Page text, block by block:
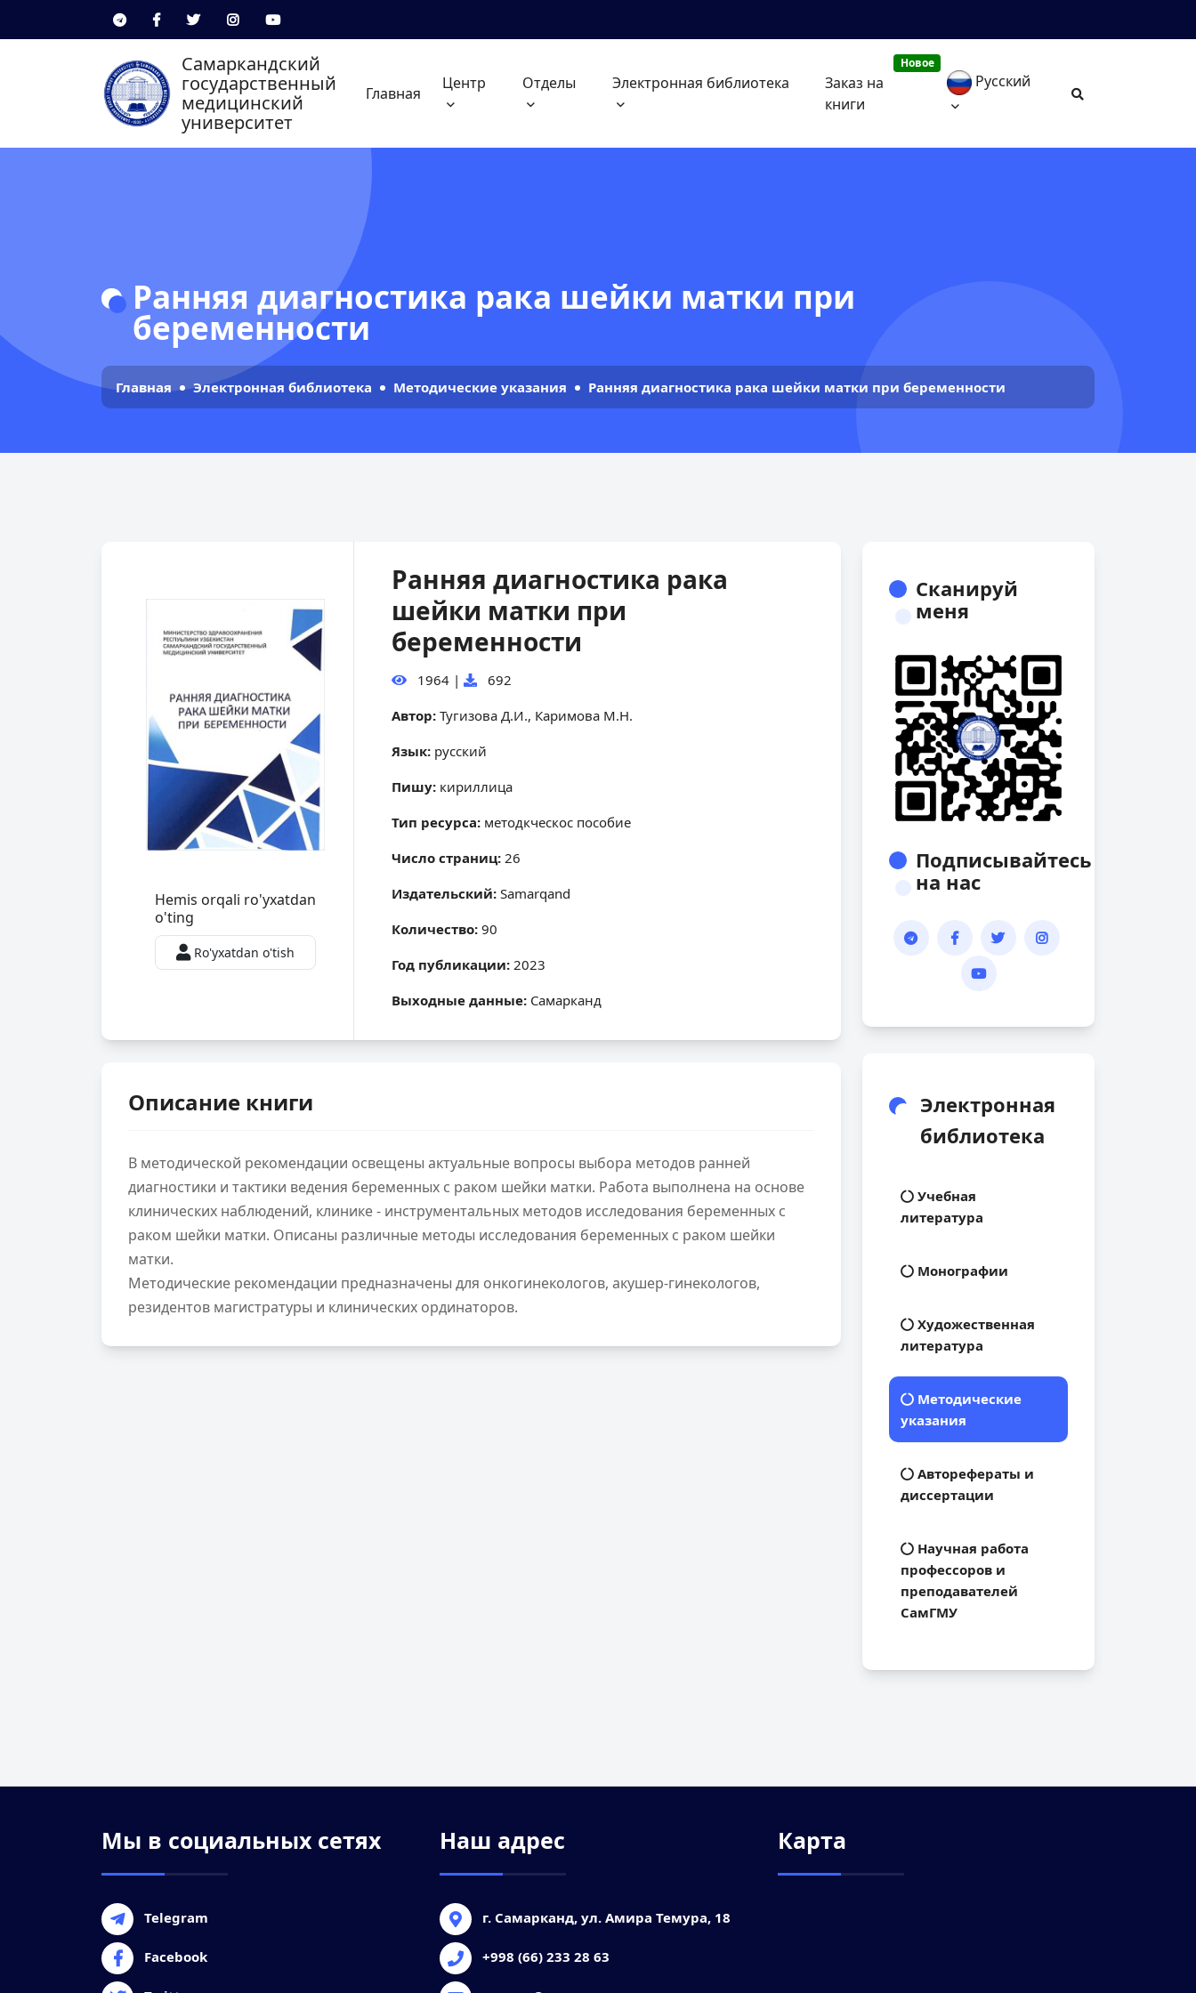
Самаркандский
государственный
медицинский
университет
Главная
Центр Отделы Электронная библиотека
Заказ на
книги
Новое
Русский
Ранняя диагностика рака шейки матки при
беременности
Главная Электронная библиотека Методические указания Ранняя диагностика рака шейки матки при беременности
Hemis orqali ro'yxatdan
o'ting
Ro'yxatdan o'tish
Ранняя диагностика рака
шейки матки при
беременности
1964 |
692
Автор: Тугизова Д.И., Каримова М.Н.
Язык: русский
Пишу: кириллица
Тип ресурса: методкческос пособие
Число страниц: 26
Издательский: Samarqand
Количество: 90
Год публикации: 2023
Выходные данные: Самарканд
Описание книги
В методической рекомендации освещены актуальные вопросы выбора методов ранней
диагностики и тактики ведения беременных с раком шейки матки. Работа выполнена на основе
клинических наблюдений, клинике - инструментальных методов исследования беременных с
раком шейки матки. Описаны различные методы исследования беременных с раком шейки
матки.
Методические рекомендации предназначены для онкогинекологов, акушер-гинекологов,
резидентов магистратуры и клинических ординаторов.
Сканируй
меня
Подписывайтесь
на нас
Электронная
библиотека
Учебная
литература
Монографии
Художественная
литература
Методические
указания
Авторефераты и
диссертации
Научная работа
профессоров и
преподавателей
СамГМУ
Мы в социальных сетях
Telegram
Facebook
Наш адрес
г. Самарканд, ул. Амира Темура, 18
+998 (66) 233 28 63
Карта